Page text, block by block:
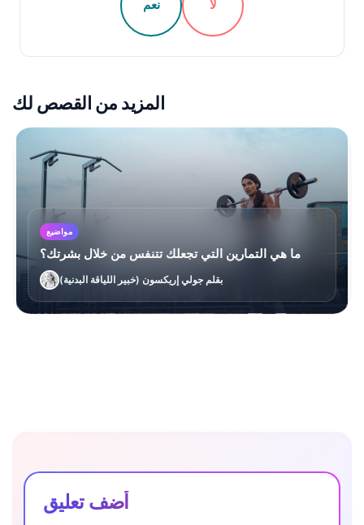
نعم لا
المزيد من القصص لك
مواضيع
ما هي التمارين التي تجعلك تتنفس من خلال بشرتك؟
بقلم جولي إريكسون (خبير اللياقة البدنية)
أضف تعليق